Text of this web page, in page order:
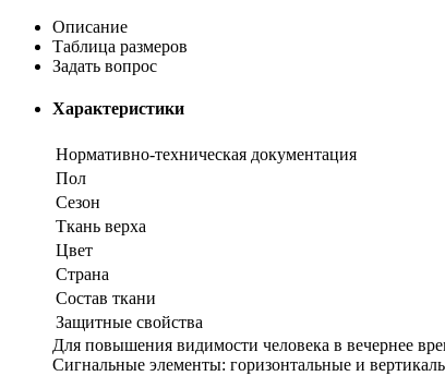
Описание
Таблица размеров
Задать вопрос
Характеристики
Нормативно-техническая документация
Пол
Сезон
Ткань верха
Цвет
Страна
Состав ткани
Защитные свойства
Для повышения видимости человека в вечернее
Сигнальные элементы: горизонтальные и